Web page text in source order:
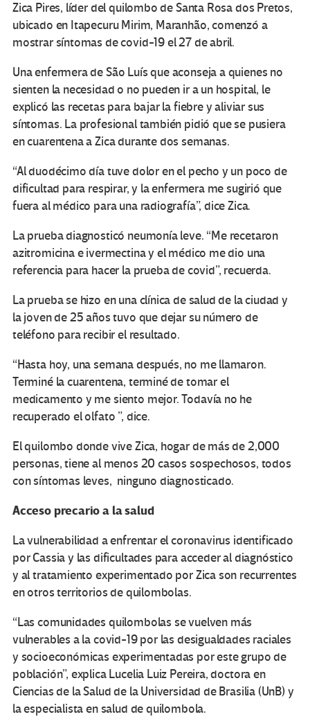
Zica Pires, líder del quilombo de Santa Rosa dos Pretos,
ubicado en Itapecuru Mirim, Maranhão, comenzó a
mostrar síntomas de covid-19 el 27 de abril.
Una enfermera de São Luís que aconseja a quienes no
sienten la necesidad o no pueden ir a un hospital, le
explicó las recetas para bajar la fiebre y aliviar sus
síntomas. La profesional también pidió que se pusiera
en cuarentena a Zica durante dos semanas.
“Al duodécimo día tuve dolor en el pecho y un poco de
dificultad para respirar, y la enfermera me sugirió que
fuera al médico para una radiografía”, dice Zica.
La prueba diagnosticó neumonía leve. “Me recetaron
azitromicina e ivermectina y el médico me dio una
referencia para hacer la prueba de covid”, recuerda.
La prueba se hizo en una clínica de salud de la ciudad y
la joven de 25 años tuvo que dejar su número de
teléfono para recibir el resultado.
“Hasta hoy, una semana después, no me llamaron.
Terminé la cuarentena, terminé de tomar el
medicamento y me siento mejor. Todavía no he
recuperado el olfato ”, dice.
El quilombo donde vive Zica, hogar de más de 2,000
personas, tiene al menos 20 casos sospechosos, todos
con síntomas leves, ninguno diagnosticado.
Acceso precario a la salud
La vulnerabilidad a enfrentar el coronavirus identificado
por Cassia y las dificultades para acceder al diagnóstico
y al tratamiento experimentado por Zica son recurrentes
en otros territorios de quilombolas.
“Las comunidades quilombolas se vuelven más
vulnerables a la covid-19 por las desigualdades raciales
y socioeconómicas experimentadas por este grupo de
población”, explica Lucelia Luiz Pereira, doctora en
Ciencias de la Salud de la Universidad de Brasilia (UnB) y
la especialista en salud de quilombola.